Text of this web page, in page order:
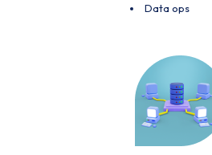
Data ops